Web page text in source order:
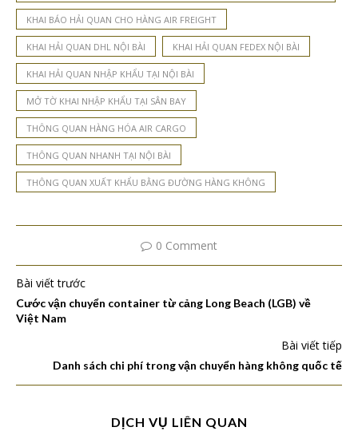
KHAI BÁO HẢI QUAN CHO HÀNG AIR FREIGHT
KHAI HẢI QUAN DHL NỘI BÀI KHAI HẢI QUAN FEDEX NỘI BÀI
KHAI HẢI QUAN NHẬP KHẨU TẠI NỘI BÀI
MỞ TỜ KHAI NHẬP KHẨU TẠI SÂN BAY
THÔNG QUAN HÀNG HÓA AIR CARGO
THÔNG QUAN NHANH TẠI NỘI BÀI
THÔNG QUAN XUẤT KHẨU BẰNG ĐƯỜNG HÀNG KHÔNG
0 Comment
Bài viết trước
Cước vận chuyển container từ cảng Long Beach (LGB) về
Việt Nam
Bài viết tiếp
Danh sách chi phí trong vận chuyển hàng không quốc tế
DỊCH VỤ LIÊN QUAN